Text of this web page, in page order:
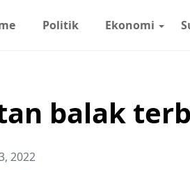
Politik Ekonomi
balak
2022